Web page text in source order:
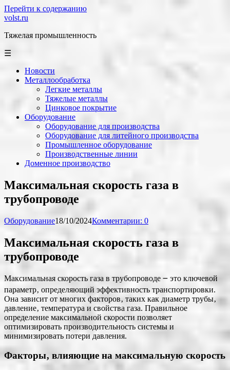
Перейти к содержанию
volst.ru
Тяжелая промышленность
☰
Новости
Металлообработка
Легкие металлы
Тяжелые металлы
Цинковое покрытие
Оборудование
Оборудование для производства
Оборудование для литейного производства
Промышленное оборудование
Производственные линии
Доменное производство
Максимальная скорость газа в
трубопроводе
Оборудование18/10/2024Комментарии: 0
Максимальная скорость газа в
трубопроводе
Максимальная скорость газа в трубопроводе ౼ это ключевой
параметр‚ определяющий эффективность транспортировки.
Она зависит от многих факторов‚ таких как диаметр трубы‚
давление‚ температура и свойства газа. Правильное
определение максимальной скорости позволяет
оптимизировать производительность системы и
минимизировать потери давления.
Факторы‚ влияющие на максимальную скорость